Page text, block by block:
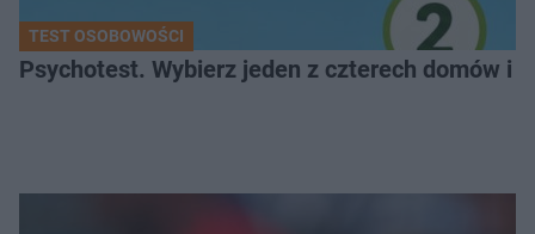
TEST OSOBOWOŚCI
Psychotest. Wybierz jeden z czterech domów i